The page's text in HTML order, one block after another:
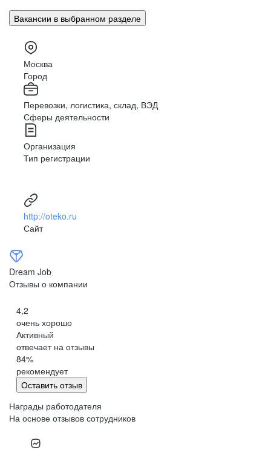
Вакансии в выбранном разделе
Москва
Город
Перевозки, логистика, склад, ВЭД
Сферы деятельности
Организация
Тип регистрации
http://oteko.ru
Сайт
Dream Job
Отзывы о компании
4,2
очень хорошо
Активный
отвечает на отзывы
84%
рекомендует
Оставить отзыв
Награды работодателя
На основе отзывов сотрудников